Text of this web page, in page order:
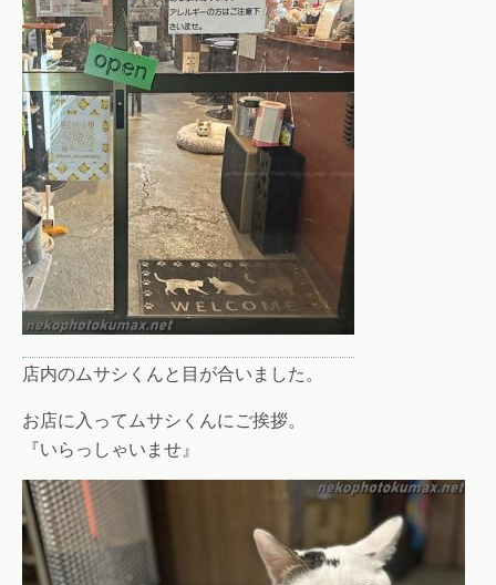
店内のムサシくんと目が合いました。
お店に入ってムサシくんにご挨拶。
『いらっしゃいませ』